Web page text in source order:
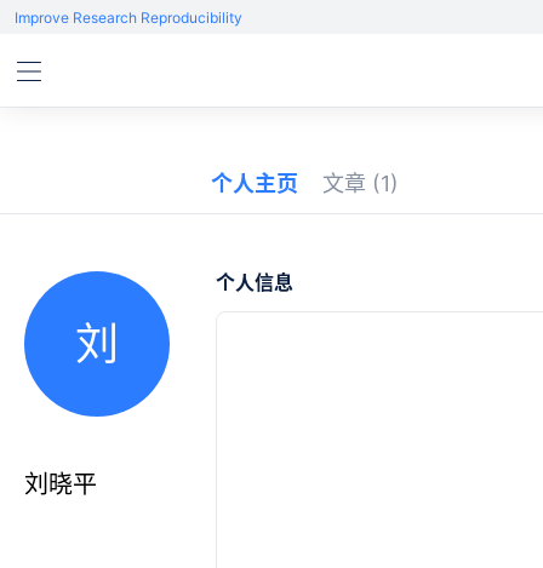
Improve Research Reproducibility
个人主页 文章 (1)
刘
刘晓平
个人信息